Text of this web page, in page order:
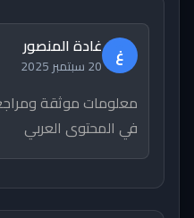
غ غادة المنصور
20 سبتمبر 2025
معلومات موثقة
في المحتوى العربي